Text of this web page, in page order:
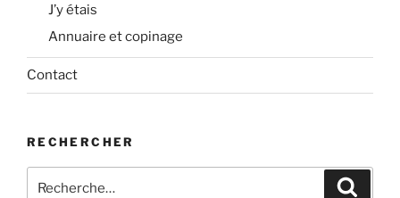
J’y étais
Annuaire et copinage
Contact
RECHERCHER